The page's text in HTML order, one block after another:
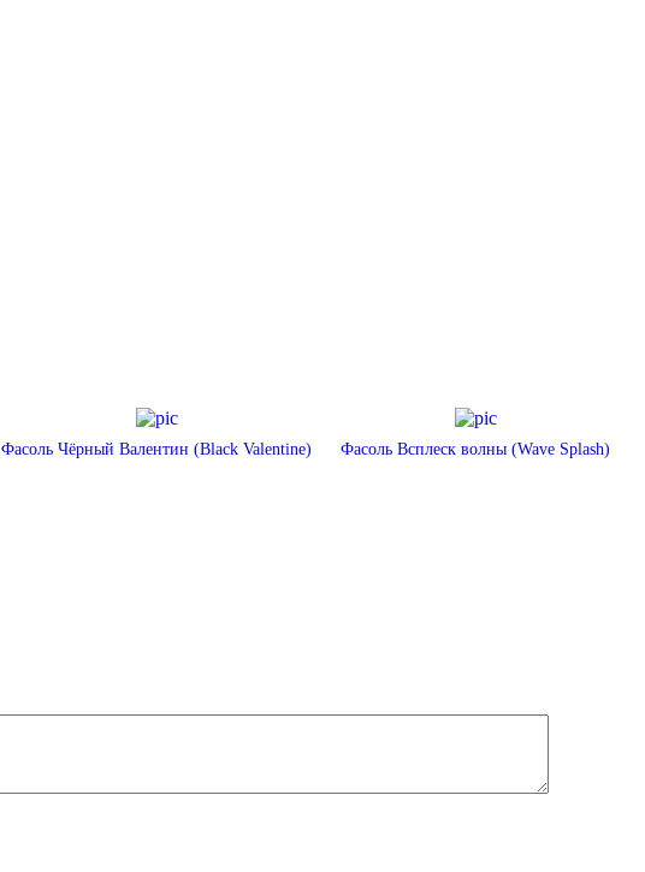
Фасоль Чёрный Валентин (Black Valentine) Фасоль Всплеск волны (Wave Splash)